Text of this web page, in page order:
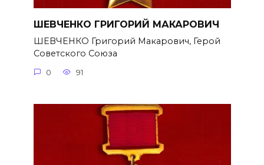
ШЕВЧЕНКО ГРИГОРИЙ МАКАРОВИЧ
ШЕВЧЕНКО Григорий Макарович, Герой
Советского Союза
0 91